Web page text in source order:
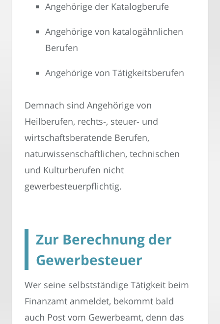
Angehörige der Katalogberufe
Angehörige von katalogähnlichen
Berufen
Angehörige von Tätigkeitsberufen
Demnach sind Angehörige von
Heilberufen, rechts-, steuer- und
wirtschaftsberatende Berufen,
naturwissenschaftlichen, technischen
und Kulturberufen nicht
gewerbesteuerpflichtig.
Zur Berechnung der
Gewerbesteuer
Wer seine selbstständige Tätigkeit beim
Finanzamt anmeldet, bekommt bald
auch Post vom Gewerbeamt, denn das